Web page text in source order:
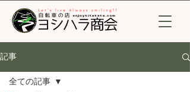
記事
全ての記事